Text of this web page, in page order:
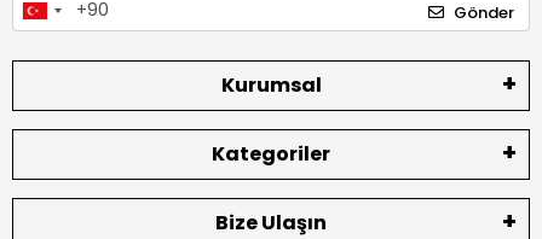
Gönder
Kurumsal
Kategoriler
Bize Ulaşın